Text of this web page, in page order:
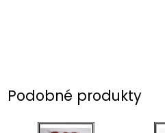
Podobné produkty